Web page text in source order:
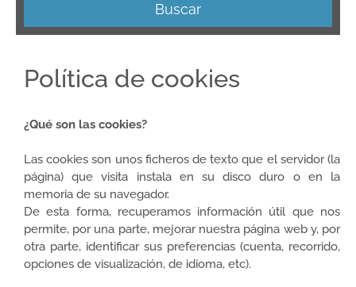
Buscar
Política de cookies
¿Qué son las cookies?
Las cookies son unos ficheros de texto que el servidor (la
página) que visita instala en su disco duro o en la
memoria de su navegador.
De esta forma, recuperamos información útil que nos
permite, por una parte, mejorar nuestra página web y, por
otra parte, identificar sus preferencias (cuenta, recorrido,
opciones de visualización, de idioma, etc).